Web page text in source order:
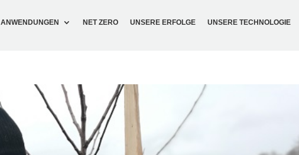
ANWEN­DUNGEN NET ZERO UNSERE ERFOLGE UNSERE TECH­NO­LOGIE